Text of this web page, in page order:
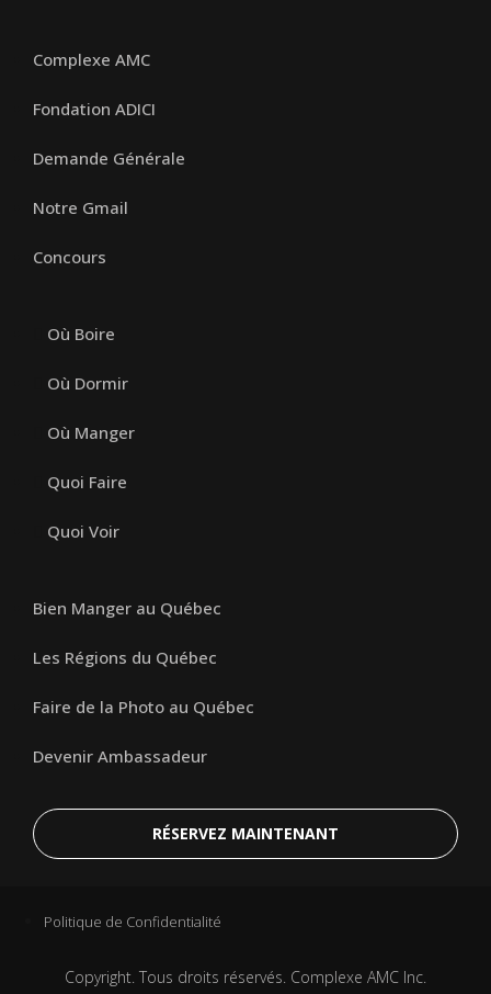
Complexe AMC
Fondation ADICI
Demande Générale
Notre Gmail
Concours
Où Boire
Où Dormir
Où Manger
Quoi Faire
Quoi Voir
Bien Manger au Québec
Les Régions du Québec
Faire de la Photo au Québec
Devenir Ambassadeur
RÉSERVEZ MAINTENANT
Politique de Confidentialité
Copyright. Tous droits réservés. Complexe AMC Inc.